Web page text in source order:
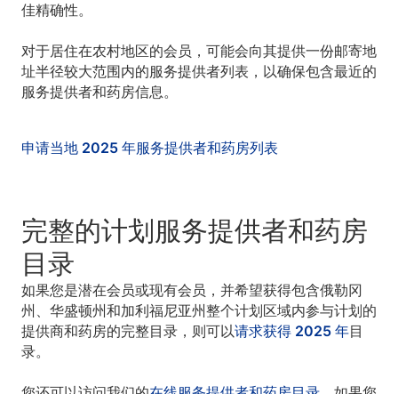
佳精确性。
对于居住在农村地区的会员，可能会向其提供一份邮寄地
址半径较大范围内的服务提供者列表，以确保包含最近的
服务提供者和药房信息。
申请当地 2025 年服务提供者和药房列表
完整的计划服务提供者和药房
目录
如果您是潜在会员或现有会员，并希望获得包含俄勒冈
州、华盛顿州和加利福尼亚州整个计划区域内参与计划的
提供商和药房的完整目录，则可以请求获得 2025 年目
录。